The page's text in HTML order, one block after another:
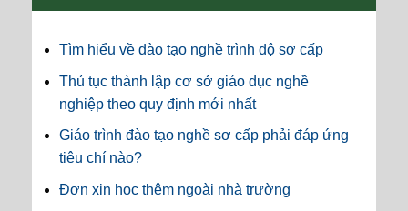
Tìm hiểu về đào tạo nghề trình độ sơ cấp
Thủ tục thành lập cơ sở giáo dục nghề
nghiệp theo quy định mới nhất
Giáo trình đào tạo nghề sơ cấp phải đáp ứng
tiêu chí nào?
Đơn xin học thêm ngoài nhà trường